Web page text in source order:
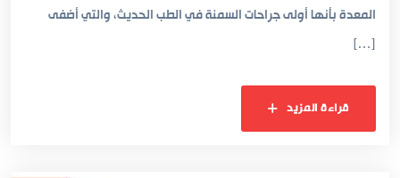
المعدة بأنها أولى جراحات السمنة في الطب الحديث، والتي أضفى
[…]
قراءة المزيد